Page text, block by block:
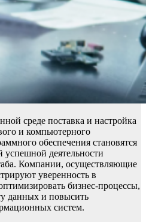
среде поставка и настройка
и компьютерного
обеспечения становятся
деятельности
Компании, осуществляющие
уверенность в
бизнес-процессы,
данных и повысить
систем.